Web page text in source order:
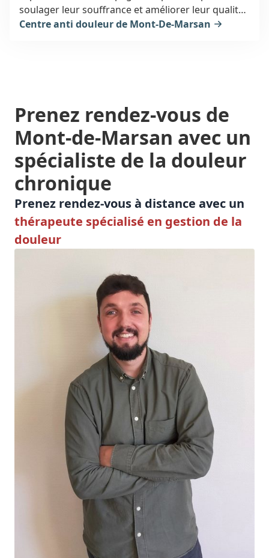
soulager leur souffrance et améliorer leur qualité
de vie. Des traitements personnalisés, adaptés à
Centre anti douleur de Mont-De-Marsan
Prenez rendez-vous de
Mont-de-Marsan avec un
spécialiste de la douleur
chronique
Prenez rendez-vous à distance avec un
thérapeute spécialisé en gestion de la
douleur